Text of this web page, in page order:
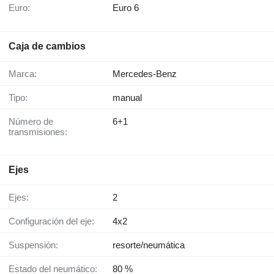
Euro: Euro 6
Caja de cambios
Marca: Mercedes-Benz
Tipo: manual
Número de
transmisiones:
6+1
Ejes
Ejes: 2
Configuración del eje: 4x2
Suspensión: resorte/neumática
Estado del neumático: 80 %